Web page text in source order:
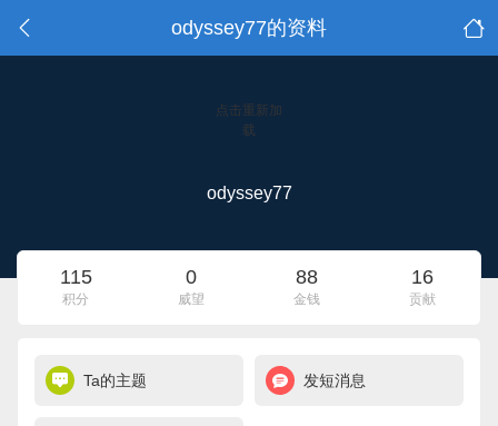
odyssey77的资料
点击重新加
载
odyssey77
115
积分
0
威望
88
金钱
16
贡献
Ta的主题 发短消息